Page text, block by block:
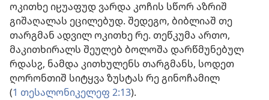
ოკითხე იჸუაფუდ ვარდა კოჩის სწორ აზრიშ
გიშაღალას ეცილებუდ. შედეგო, ბიბლიაშ თე
თარგმან ადვილ ოკითხე რე. თეწკუმა ართო,
მაკითხირალს შეულებ ბოლოშა დარწმუნებულ
რდასჷ, ნამდა კითხულენს თარგმანს, სოდეთ
ღორონთიშ სიტყვა ზუსტას რე გინოჩამილ
(1 თესალონიკელეფ 2:13).